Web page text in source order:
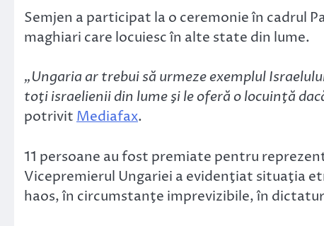
Semjen a participat la o ceremonie în cadrul
maghiari care locuiesc în alte state din lume.
„Ungaria ar trebui să urmeze exemplul
toţi israelienii din lume şi le oferă o locuinţă
potrivitMediafax.
11 persoane au fost premiate pentru
Vicepremierul Ungariei a evidenţiat situaţia
haos, în circumstanţe imprevizibile, în